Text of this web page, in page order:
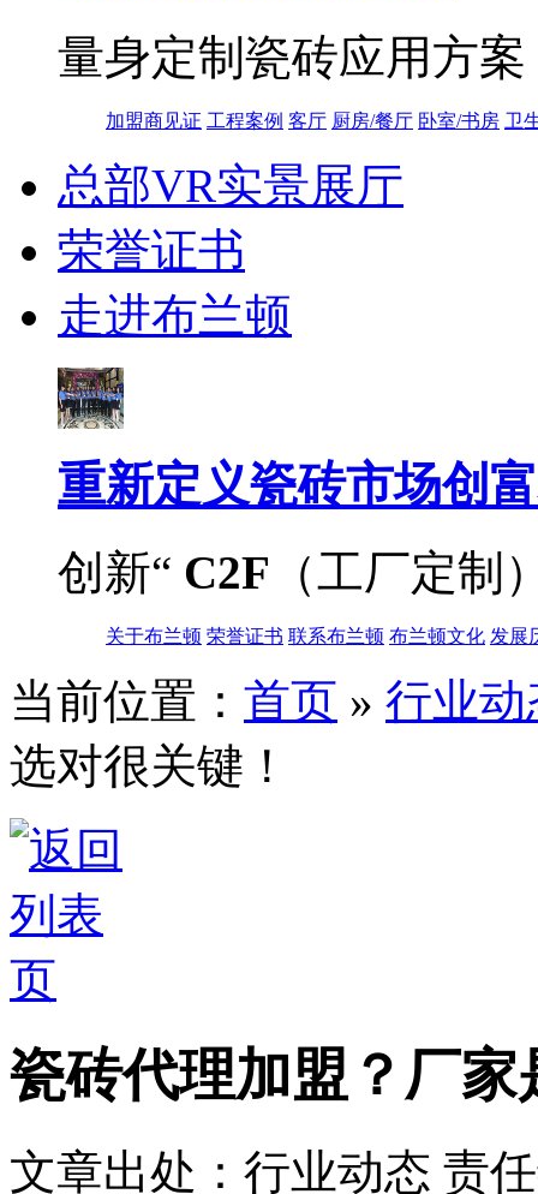
量身定制瓷砖应用方
加盟商见证 工程案例 客厅 厨房/餐厅 卧室/书房 卫
总部VR实景展厅
荣誉证书
走进布兰顿
重新定义瓷砖市场创
创新“ C2F （工厂定制
关于布兰顿 荣誉证书 联系布兰顿 布兰顿文化 发展
当前位置： 首页 » 行业动
选对很关键！
瓷砖代理加盟？厂
文章出处：行业动态 责